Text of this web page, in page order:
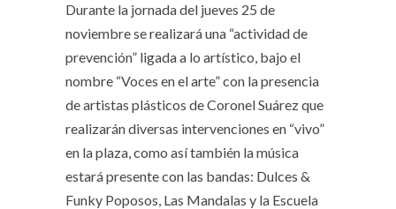
Durante la jornada del jueves 25 de
noviembre se realizará una “actividad de
prevención” ligada a lo artístico, bajo el
nombre “Voces en el arte” con la presencia
de artistas plásticos de Coronel Suárez que
realizarán diversas intervenciones en “vivo”
en la plaza, como así también la música
estará presente con las bandas: Dulces &
Funky Poposos, Las Mandalas y la Escuela